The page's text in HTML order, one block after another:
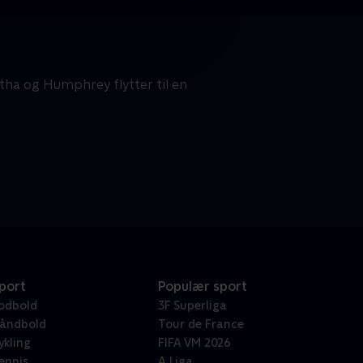
og Humphrey flytter til en
Populær sport
3F Superliga
Tour de France
FIFA VM 2026